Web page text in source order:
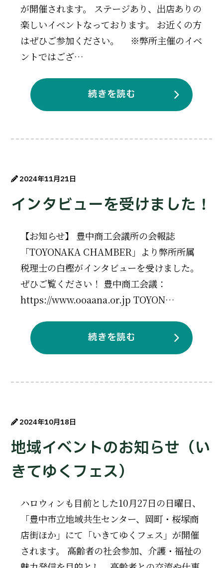
が開催されます。 ステージあり、出店ありの
楽しいイベントなっております。 お近くの方
はぜひご参加ください。 ※弊所主催のイベ
ントではござ…
続きを読む
2024年11月21日
インタビューを受けました！
【お知らせ】 豊中商工会議所の会報誌
「TOYONAKA CHAMBER」より弊所所属
税理士の白樫がインタビューを受けました。
ぜひご覧ください！ 豊中商工会議：
https://www.ooaana.or.jp TOYON…
続きを読む
2024年10月18日
地域イベントのお知らせ（い
きてゆくフェス）
ハロウィンも目前とした10月27日の日曜日、
「豊中市立地域共生センター、岡町・桜塚商
店街ほか」にて「いきてゆくフェス」が開催
されます。 高齢者の社会参加、介護・福祉の